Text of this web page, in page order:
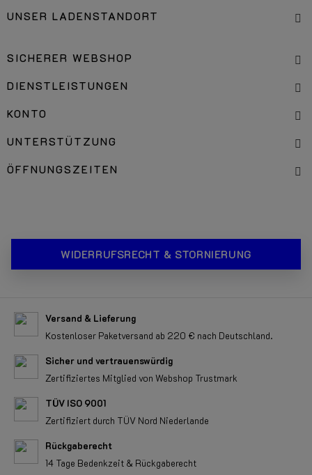
UNSER LADENSTANDORT
SICHERER WEBSHOP
DIENSTLEISTUNGEN
KONTO
UNTERSTÜTZUNG
ÖFFNUNGSZEITEN
WIDERRUFSRECHT & STORNIERUNG
Versand & Lieferung
Kostenloser Paketversand ab 220 € nach Deutschland.
Sicher und vertrauenswürdig
Zertifiziertes Mitglied von Webshop Trustmark
TÜV ISO 9001
Zertifiziert durch TÜV Nord Niederlande
Rückgaberecht
14 Tage Bedenkzeit & Rückgaberecht